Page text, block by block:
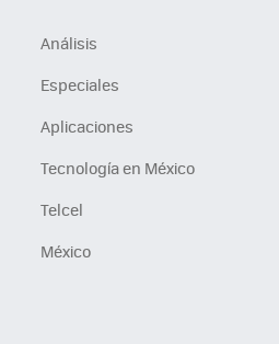
Análisis
Especiales
Aplicaciones
Tecnología en México
Telcel
México